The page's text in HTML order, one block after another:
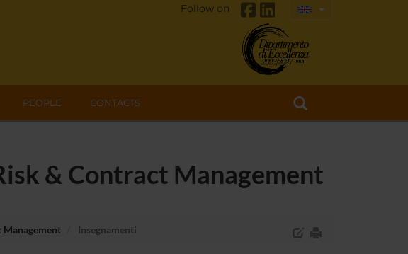
Follow on
PEOPLE CONTACTS
& Contract Management
Management Insegnamenti